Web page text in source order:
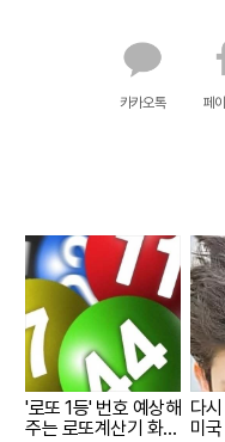
카카오톡 페
'로또 1등' 번호 예상해
주는 로또계산기 화
다
미